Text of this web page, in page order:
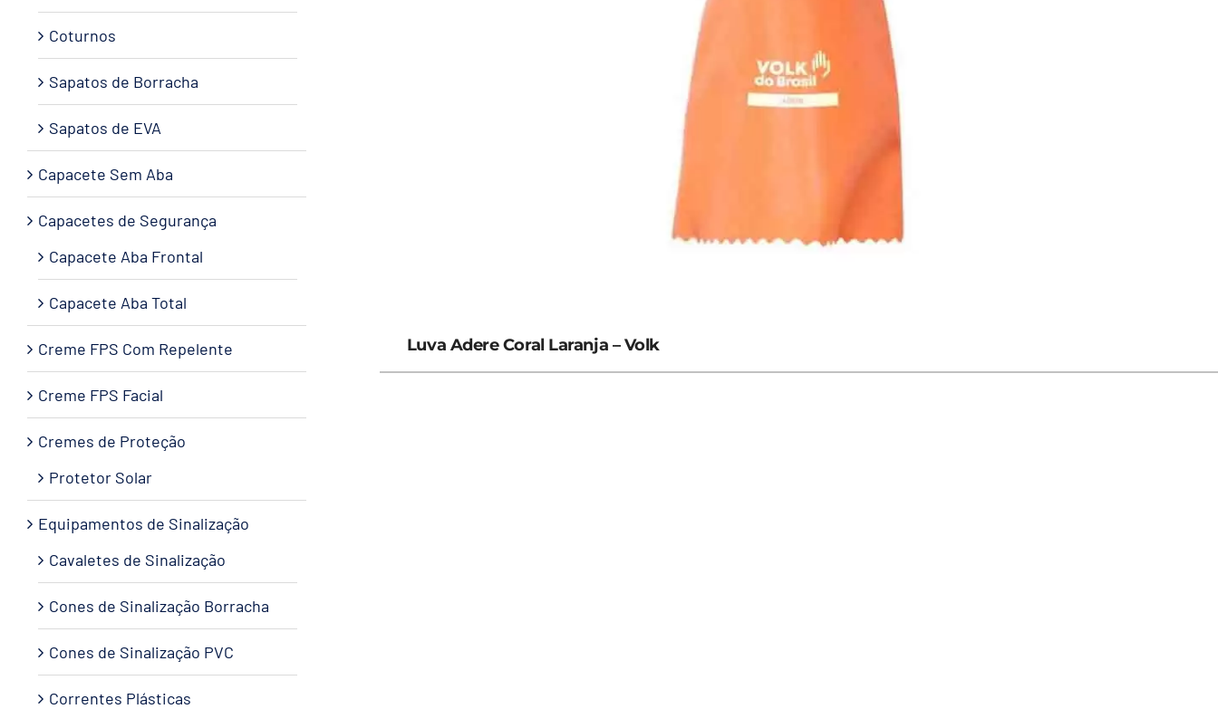
Luva Adere Coral Laranja – Volk
Coturnos
Sapatos de Borracha
Sapatos de EVA
Capacete Sem Aba
Capacetes de Segurança
Capacete Aba Frontal
Capacete Aba Total
Creme FPS Com Repelente
Creme FPS Facial
Cremes de Proteção
Protetor Solar
Equipamentos de Sinalização
Cavaletes de Sinalização
Cones de Sinalização Borracha
Cones de Sinalização PVC
Correntes Plásticas